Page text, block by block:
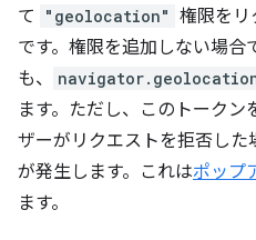
て
"geolocation" 権限をリ
です。権限を追加しない場合
も、
ます。ただし、このトーク
ザーがリクエストを拒否し
が発生します。これはポップ
ます。